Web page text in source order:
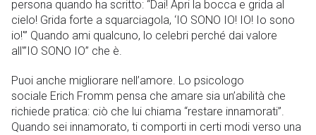
persona quando ha scritto: “Dai! Apri la bocca e grida al
cielo! Grida forte a squarciagola, ‘IO SONO IO! IO! Io sono
io!'” Quando ami qualcuno, lo celebri perché dai valore
all'”IO SONO IO” che è.
Puoi anche migliorare nell’amore. Lo psicologo
sociale Erich Fromm pensa che amare sia un’abilità che
richiede pratica: ciò che lui chiama “restare innamorati”.
Quando sei innamorato, ti comporti in certi modi verso una